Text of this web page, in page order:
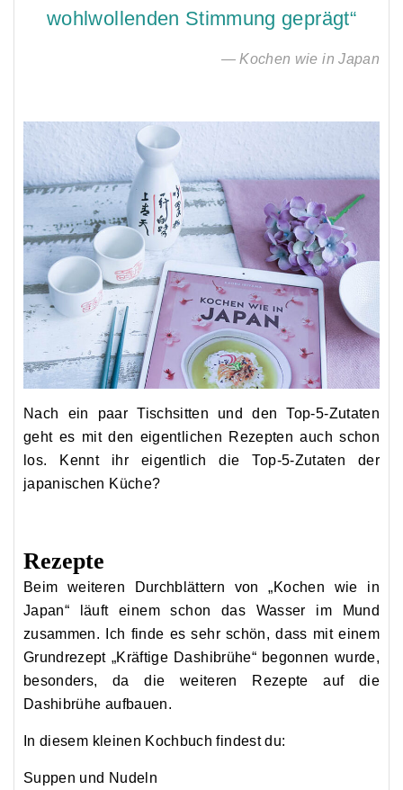
wohlwollenden Stimmung geprägt“
— Kochen wie in Japan
Nach ein paar Tischsitten und den Top-5-Zutaten
geht es mit den eigentlichen Rezepten auch schon
los. Kennt ihr eigentlich die Top-5-Zutaten der
japanischen Küche?
Rezepte
Beim weiteren Durchblättern von „Kochen wie in
Japan“ läuft einem schon das Wasser im Mund
zusammen. Ich finde es sehr schön, dass mit einem
Grundrezept „Kräftige Dashibrühe“ begonnen wurde,
besonders, da die weiteren Rezepte auf die
Dashibrühe aufbauen.
In diesem kleinen Kochbuch findest du:
Suppen und Nudeln